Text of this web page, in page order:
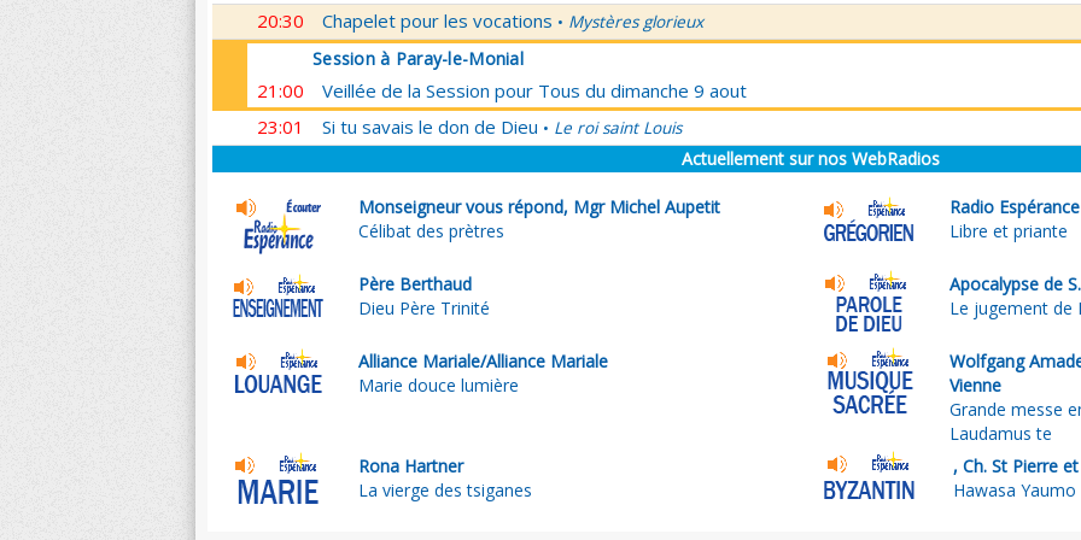
20:30 Chapelet pour les vocations • Mystères glorieux
Session à Paray-le-Monial
21:00
Veillée de la Session pour Tous du dimanche 9 aout
23:01
Si tu savais le don de Dieu • Le roi saint Louis
Actuellement sur nos WebRadios
Monseigneur vous répond, Mgr Michel Aupetit
Célibat des prètres
Radio
Libre et priante
Père Berthaud
Dieu Père Trinité
Apocalypse de
Le jugement de
Alliance Mariale/Alliance Mariale
Marie douce lumière
Wolfgang
Vienne
Grande messe
Laudamus te
Rona Hartner
La vierge des tsiganes
, Ch. St Pierre
Hawasa